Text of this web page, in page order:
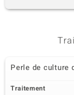
Perle de culture
Traitement